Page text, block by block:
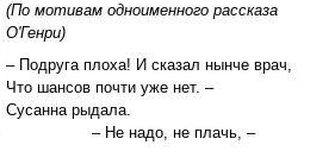
(По мотивам одноименного рассказа
О'Генри)
– Подруга плоха! И сказал нынче врач,
Что шансов почти уже нет. –
Сусанна рыдала.
– Не надо, не плачь, –